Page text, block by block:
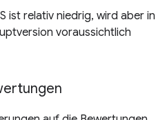
ist relativ niedrig, wird aber in
voraussichtlich